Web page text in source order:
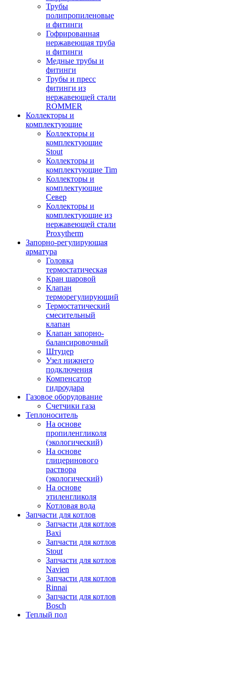
Трубы
полипропиленовые
и фитинги
Гофрированная
нержавеющая труба
и фитинги
Медные трубы и
фитинги
Трубы и пресс
фитинги из
нержавеющей стали
ROMMER
Коллекторы и
комплектующие
Коллекторы и
комплектующие
Stout
Коллекторы и
комплектующие Tim
Коллекторы и
комплектующие
Север
Коллекторы и
комплектующие из
нержавеющей стали
Proxytherm
Запорно-регулирующая
арматура
Головка
термостатическая
Кран шаровой
Клапан
терморегулирующий
Термостатический
смесительный
клапан
Клапан запорно-
балансировочный
Штуцер
Узел нижнего
подключения
Компенсатор
гидроудара
Газовое оборудование
Счетчики газа
Теплоноситель
На основе
пропиленгликоля
(экологический)
На основе
глицеринового
раствора
(экологический)
На основе
этиленгликоля
Котловая вода
Запчасти для котлов
Запчасти для котлов
Baxi
Запчасти для котлов
Stout
Запчасти для котлов
Navien
Запчасти для котлов
Rinnai
Запчасти для котлов
Bosch
Теплый пол